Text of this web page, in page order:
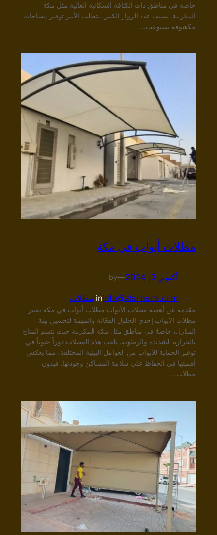
خاصة في مناطق ذات الكثافة السكانية العالية مثل مكة
المكرمة. بسبب عدد الزوار الكبير، يتطلب الأمر توفير مساحات
مكشوفة تستوعب…
مظلات أبواب في مكة
أكتوبر 3, 2024 —
by
info@zlalmaca.com
in مظلات
مقدمة عن أهمية مظلات الأبواب مظلات أبواب في مكة تعتبر
مظلات الأبواب إحدى الحلول الفعّالة والمهمة لتحسين بيئة
المنازل، خاصةً في مناطق مثل مكة المكرمة حيث يتسم المناخ
بالحرارة الشديدة والرطوبة. تلعب هذه المظلات دوراً حيوياً في
توفير الحماية للأبواب من العوامل البيئية المختلفة، مما يعكس
أهميتها في الحفاظ على سلامة المساكن وجودتها. فبدون
مظلات…